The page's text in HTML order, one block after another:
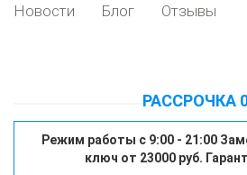
Новости
Блог Отзывы
РАССРОЧКА
Режим работы с 9:00 - 21:00
ключ от 23000 руб.